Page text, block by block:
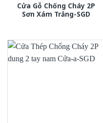
Cửa Gỗ Chống Cháy 2P
Sơn Xám Trắng-SGD